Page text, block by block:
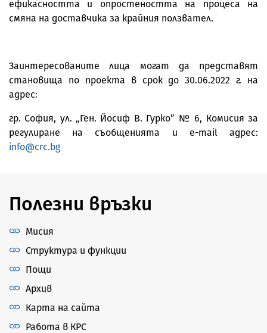
ефикасността и опростеността на процеса на
смяна на доставчика за крайния ползвател.
Заинтересованите лица могат да представят
становища по проекта в срок до 30.06.2022 г. на
адрес:
гр. София, ул. „Ген. Йосиф В. Гурко” № 6, Комисия за
регулиране на съобщенията и e-mail адрес:
info@crc.bg
Полезни връзки
Мисия
Структура и функции
Пощи
Архив
Карта на сайта
Работа в КРС